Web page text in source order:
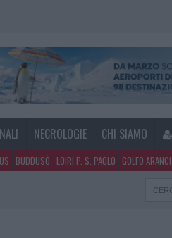
NECROLOGIE CHI SIAMO
BUDDUSÒ LOIRI P. S. PAOLO GOLFO ARANCI